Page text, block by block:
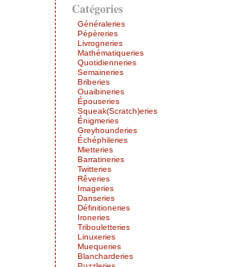
Catégories
Généraleries
Pépèreries
Livrogneries
Mathématiqueries
Quotidienneries
Semaineries
Briberies
Ouaibineries
Épouseries
Squeak(Scratch)eries
Énigmeries
Greyhounderies
Échéphileries
Mietteries
Barratineries
Twitteries
Rêveries
Imageries
Danseries
Définitioneries
Ironeries
Tribouletteries
Linuxeries
Muequeries
Blancharderies